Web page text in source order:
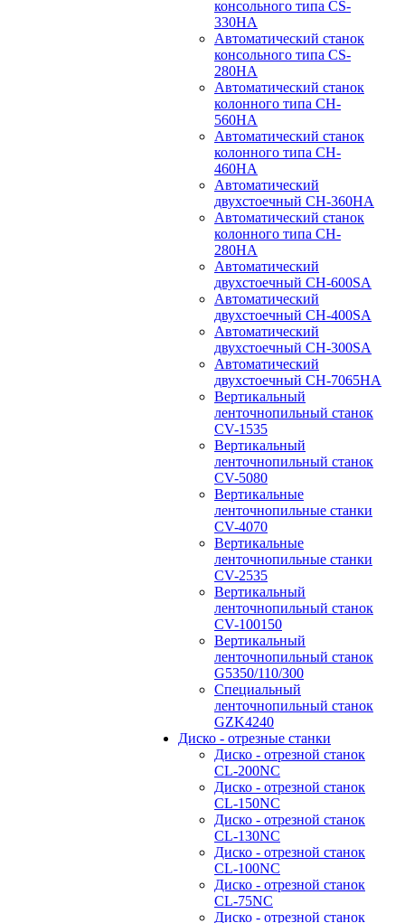
консольного типа CS-
330HA
Автоматический станок
консольного типа CS-
280HA
Автоматический станок
колонного типа CH-
560HA
Автоматический станок
колонного типа CH-
460HA
Автоматический
двухстоечный CH-360HA
Автоматический станок
колонного типа CH-
280HA
Автоматический
двухстоечный CH-600SA
Автоматический
двухстоечный CH-400SA
Автоматический
двухстоечный CH-300SA
Автоматический
двухстоечный CH-7065HA
Вертикальный
ленточнопильный станок
CV-1535
Вертикальный
ленточнопильный станок
CV-5080
Вертикальные
ленточнопильные станки
CV-4070
Вертикальные
ленточнопильные станки
CV-2535
Вертикальный
ленточнопильный станок
CV-100150
Вертикальный
ленточнопильный станок
G5350/110/300
Специальный
ленточнопильный станок
GZK4240
Диско - отрезные станки
Диско - отрезной станок
CL-200NC
Диско - отрезной станок
CL-150NC
Диско - отрезной станок
CL-130NC
Диско - отрезной станок
CL-100NC
Диско - отрезной станок
CL-75NC
Диско - отрезной станок